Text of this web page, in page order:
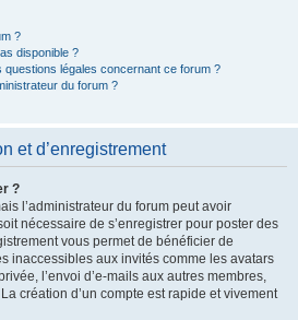
?
disponible ?
légales concernant ce forum ?
du forum ?
et d’enregistrement
?
l’administrateur du forum peut avoir
nécessaire de s’enregistrer pour poster des
vous permet de bénéficier de
inaccessibles aux invités comme les avatars
l’envoi d’e-mails aux autres membres,
création d’un compte est rapide et vivement